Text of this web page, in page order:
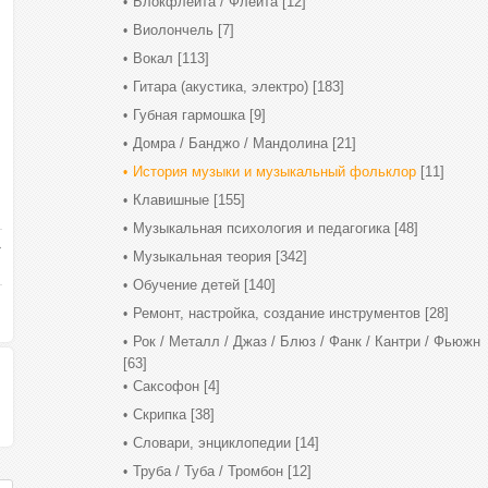
Виолончель [7]
Вокал [113]
Гитара (акустика, электро) [183]
Губная гармошка [9]
Домра / Банджо / Мандолина [21]
История музыки и музыкальный фольклор [11]
Клавишные [155]
Музыкальная психология и педагогика [48]
Музыкальная теория [342]
Обучение детей [140]
Ремонт, настройка, создание инструментов [28]
Рок / Металл / Джаз / Блюз / Фанк / Кантри / Фьюжн
[63]
Саксофон [4]
Скрипка [38]
Словари, энциклопедии [14]
Труба / Туба / Тромбон [12]